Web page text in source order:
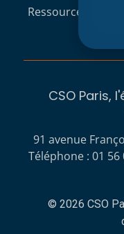
Ressources à
CSO Paris,
91 avenue
Téléphone : 01 56
© 2026 CSO